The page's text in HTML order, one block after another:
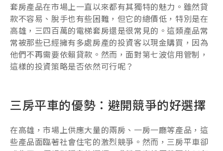
套房產品在市場上一直以來都有其獨特的魅力。雖然貸
款不容易、脫手也有些困難，但它的總價低，特別是在
高雄，三四百萬的電梯套房還是很常見的。這類產品常
常被那些已經擁有多處房產的投資客以現金購買，因為
他們不再需要依賴貸款。然而，面對第七波信用管制，
這樣的投資策略是否依然可行呢？
三房平車的優勢：避開競爭的好選擇
在高雄，市場上供應大量的兩房、一房一廳等產品，這
些產品面臨著社會住宅的激烈競爭。然而，三房平車卻